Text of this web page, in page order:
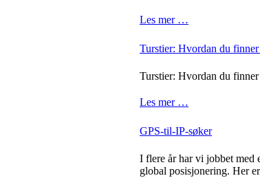
Les mer …
Turstier: Hvordan du
Turstier: Hvordan du
Les mer …
GPS-til-IP-søker
I flere år har vi jobbet med
global posisjonering. Her